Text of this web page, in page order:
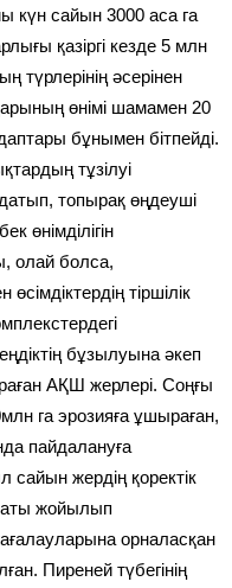
күн сайын 3000 аса га
қазіргі кезде 5 млн
түрлерінің әсерінен
өнімі шамамен 20
бұнымен бітпейді.
тұзілуі
топырақ өңдеуші
өнімділігін
олай болса,
тіршілік
бұзылуына әкеп
АҚШ жерлері. Соңғы
га эрозияға ұшыраған,
пайдалануға
жердің қоректік
жойылып
орналасқан
Пиреней түбегінің